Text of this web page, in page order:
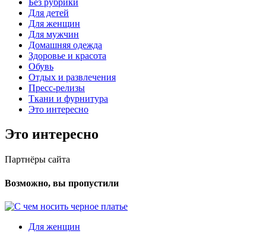
Для детей
Для женщин
Для мужчин
Домашняя одежда
Здоровье и красота
Обувь
Отдых и развлечения
Пресс-релизы
Ткани и фурнитура
Это интересно
Это интересно
Партнёры сайта
Возможно, вы пропустили
Для женщин